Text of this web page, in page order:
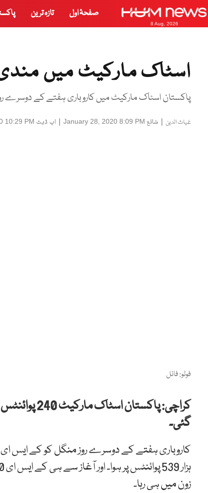
8 Aug, 2026
صفحۂ اول تازہ ترین
اسٹاک مارکیٹ میں مندی، 240 پوائنٹس کی
پاکستان اسٹاک مارکیٹ میں کاروباری ہفتے کے دوسرے
غیاث الدین | شائع January 28, 2020 8:09 PM
| اپ ڈیٹ 10:29 PM
فوٹو: فائل
گئی۔
زون میں ہی رہا۔